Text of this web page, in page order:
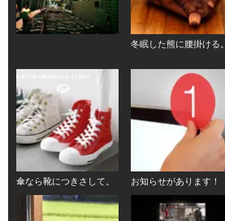
冬眠した熊に腰掛ける。
傘なら靴につきさして。 お知らせがあります！